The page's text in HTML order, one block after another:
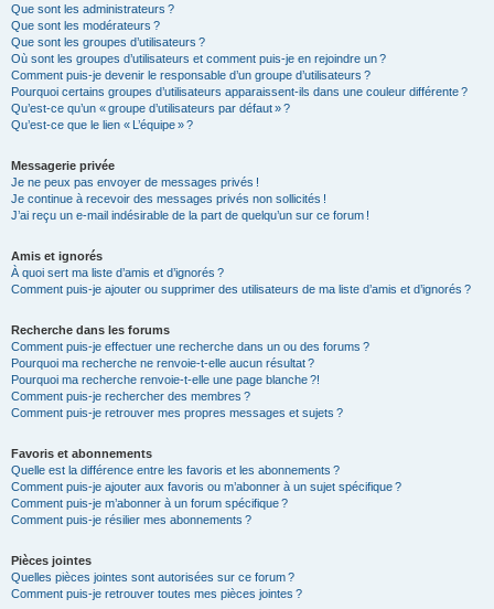
Que sont les administrateurs ?
Que sont les modérateurs ?
Que sont les groupes d’utilisateurs ?
Où sont les groupes d’utilisateurs et comment puis-je en rejoindre un ?
Comment puis-je devenir le responsable d’un groupe d’utilisateurs ?
Pourquoi certains groupes d’utilisateurs apparaissent-ils dans une couleur différente ?
Qu’est-ce qu’un « groupe d’utilisateurs par défaut » ?
Qu’est-ce que le lien « L’équipe » ?
Messagerie privée
Je ne peux pas envoyer de messages privés !
Je continue à recevoir des messages privés non sollicités !
J’ai reçu un e-mail indésirable de la part de quelqu’un sur ce forum !
Amis et ignorés
À quoi sert ma liste d’amis et d’ignorés ?
Comment puis-je ajouter ou supprimer des utilisateurs de ma liste d’amis et d’ignorés ?
Recherche dans les forums
Comment puis-je effectuer une recherche dans un ou des forums ?
Pourquoi ma recherche ne renvoie-t-elle aucun résultat ?
Pourquoi ma recherche renvoie-t-elle une page blanche ?!
Comment puis-je rechercher des membres ?
Comment puis-je retrouver mes propres messages et sujets ?
Favoris et abonnements
Quelle est la différence entre les favoris et les abonnements ?
Comment puis-je ajouter aux favoris ou m’abonner à un sujet spécifique ?
Comment puis-je m’abonner à un forum spécifique ?
Comment puis-je résilier mes abonnements ?
Pièces jointes
Quelles pièces jointes sont autorisées sur ce forum ?
Comment puis-je retrouver toutes mes pièces jointes ?